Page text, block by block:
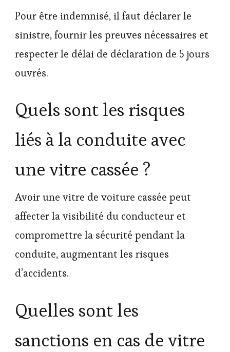
Pour être indemnisé, il faut déclarer le
sinistre, fournir les preuves nécessaires et
respecter le délai de déclaration de 5 jours
ouvrés.
Quels sont les risques
liés à la conduite avec
une vitre cassée ?
Avoir une vitre de voiture cassée peut
affecter la visibilité du conducteur et
compromettre la sécurité pendant la
conduite, augmentant les risques
d’accidents.
Quelles sont les
sanctions en cas de vitre